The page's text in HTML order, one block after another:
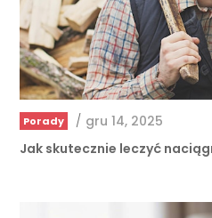
Porady / gru 14, 2025
Jak skutecznie leczyć